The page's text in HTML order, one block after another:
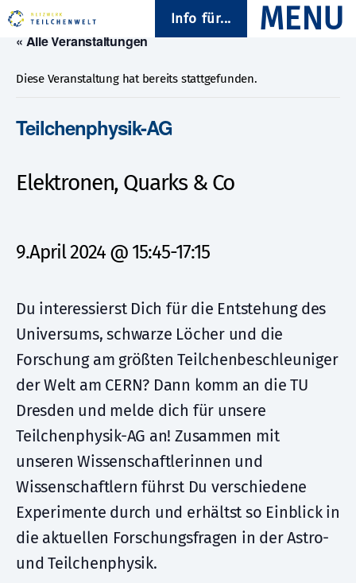
Info für...
« Alle Veranstaltungen
Diese Veranstaltung hat bereits stattgefunden.
Teilchenphysik-AG
Elektronen, Quarks & Co
9.April 2024 @ 15:45-17:15
Du interessierst Dich für die Entstehung des
Universums, schwarze Löcher und die
Forschung am größten Teilchenbeschleuniger
der Welt am CERN? Dann komm an die TU
Dresden und melde dich für unsere
Teilchenphysik-AG an! Zusammen mit
unseren Wissenschaftlerinnen und
Wissenschaftlern führst Du verschiedene
Experimente durch und erhältst so Einblick in
die aktuellen Forschungsfragen in der Astro-
und Teilchenphysik.